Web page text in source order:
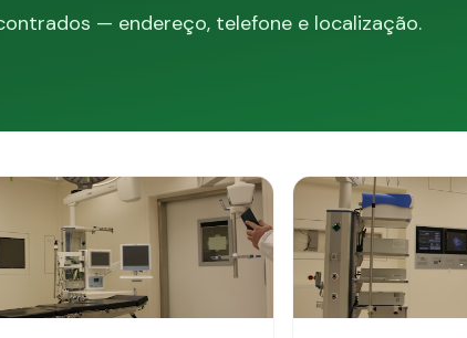
— endereço, telefone e localização.